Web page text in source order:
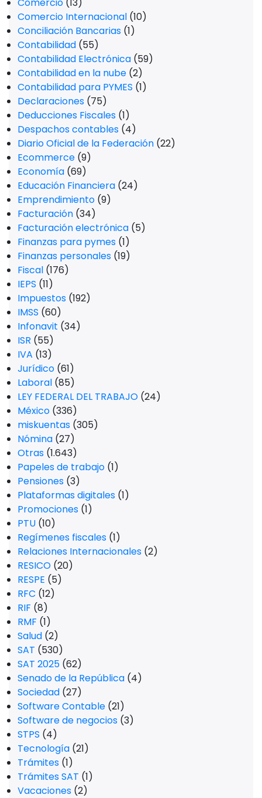
Comercio Internacional (10)
Conciliación Bancarias (1)
Contabilidad (55)
Contabilidad Electrónica (59)
Contabilidad en la nube (2)
Contabilidad para PYMES (1)
Declaraciones (75)
Deducciones Fiscales (1)
Despachos contables (4)
Diario Oficial de la Federación (22)
Ecommerce (9)
Economía (69)
Educación Financiera (24)
Emprendimiento (9)
Facturación (34)
Facturación electrónica (5)
Finanzas para pymes (1)
Finanzas personales (19)
Fiscal (176)
IEPS (11)
Impuestos (192)
IMSS (60)
Infonavit (34)
ISR (55)
IVA (13)
Jurídico (61)
Laboral (85)
LEY FEDERAL DEL TRABAJO (24)
México (336)
miskuentas (305)
Nómina (27)
Otras (1.643)
Papeles de trabajo (1)
Pensiones (3)
Plataformas digitales (1)
Promociones (1)
PTU (10)
Regímenes fiscales (1)
Relaciones Internacionales (2)
RESICO (20)
RESPE (5)
RFC (12)
RIF (8)
RMF (1)
Salud (2)
SAT (530)
SAT 2025 (62)
Senado de la República (4)
Sociedad (27)
Software Contable (21)
Software de negocios (3)
STPS (4)
Tecnología (21)
Trámites (1)
Trámites SAT (1)
Vacaciones (2)